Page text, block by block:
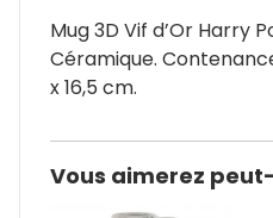
Mug 3D Vif d’Or Harry
Céramique. Contenance
x 16,5 cm.
Vous aimerez